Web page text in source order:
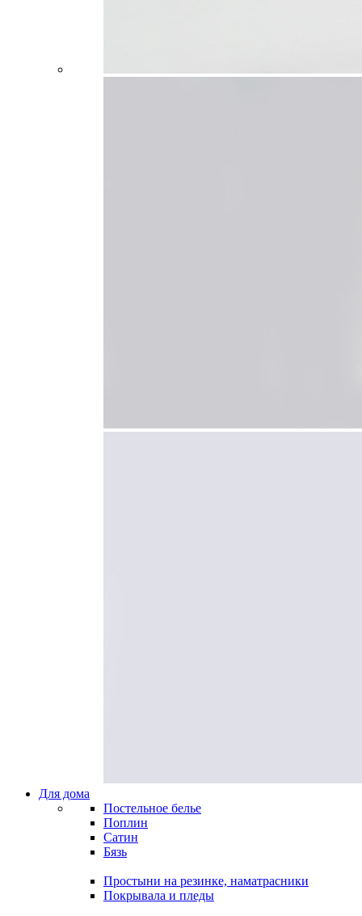
Для дома
Постельное белье
Поплин
Сатин
Бязь
Простыни на резинке, наматрасники
Покрывала и пледы